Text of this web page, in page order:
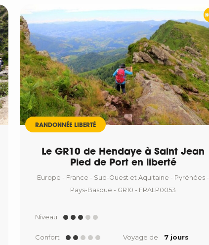
RANDONNÉE LIBERTÉ
Le GR10 de Hendaye à Saint Jean
Pied de Port en liberté
Europe - France - Sud-Ouest et Aquitaine - Pyrénées -
Pays-Basque - GR10 - FRALP0053
Niveau
Confort Voyage de 7 jours